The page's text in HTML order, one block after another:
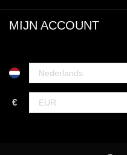
MIJN ACCOUNT
€